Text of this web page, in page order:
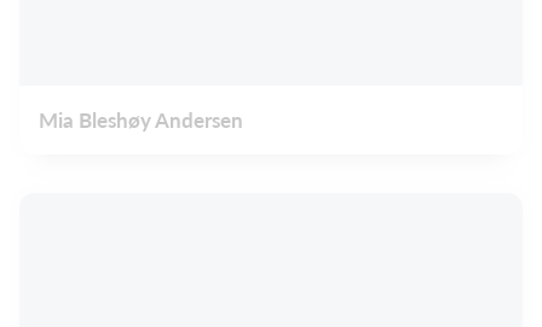
Mia Bleshøy Andersen